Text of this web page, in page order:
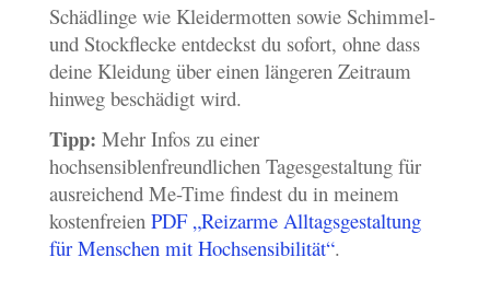
Schädlinge wie Kleidermotten sowie Schimmel-
und Stockflecke entdeckst du sofort, ohne dass
deine Kleidung über einen längeren Zeitraum
hinweg beschädigt wird.
Tipp: Mehr Infos zu einer
hochsensiblenfreundlichen Tagesgestaltung für
ausreichend Me-Time findest du in meinem
kostenfreien PDF „Reizarme Alltagsgestaltung
für Menschen mit Hochsensibilität“.